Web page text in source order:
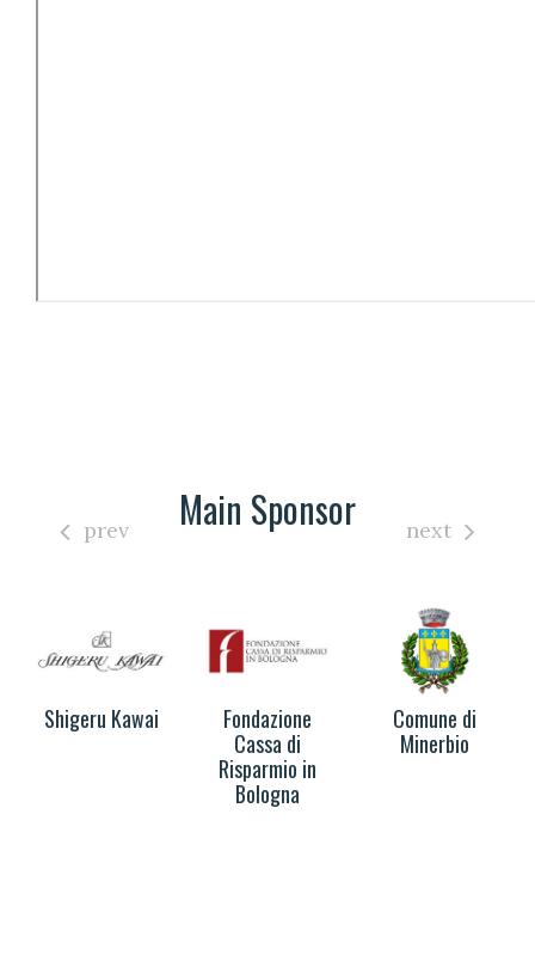
Main Sponsor
Shigeru Kawai
Fondazione
Cassa di
Risparmio in
Bologna
Comune di
Minerbio
prev next